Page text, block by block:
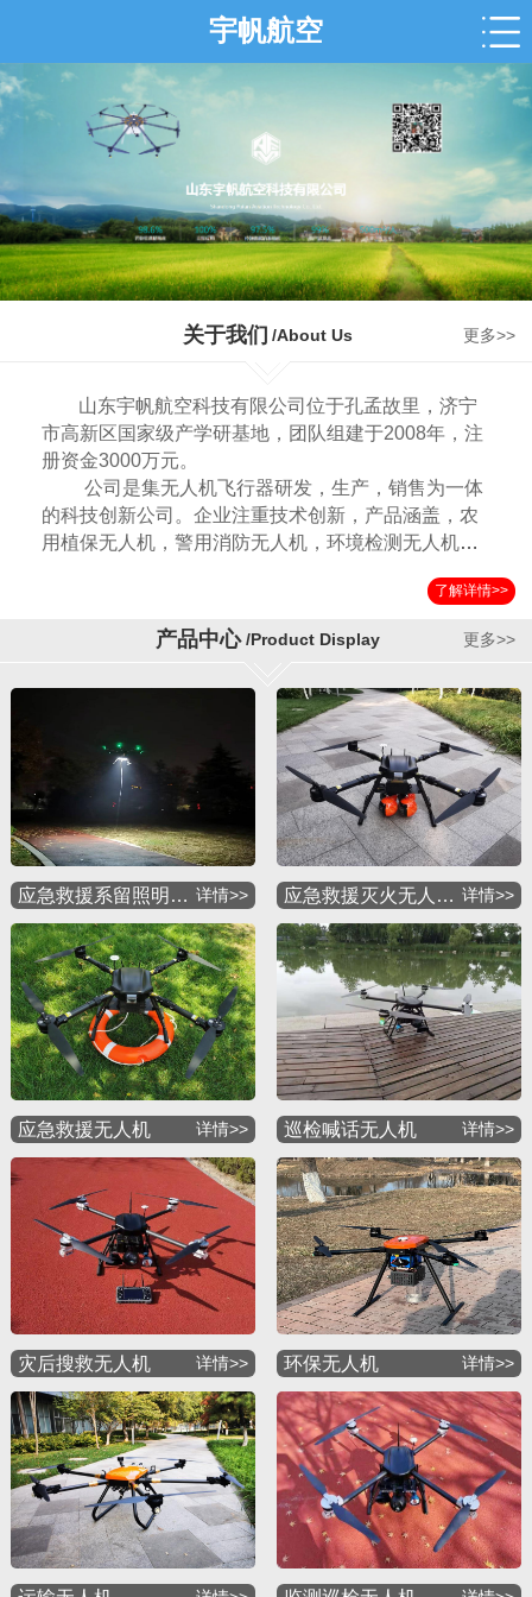
宇帆航空
关于我们 /About Us 更多>>
山东宇帆航空科技有限公司位于孔孟故里，济宁
市高新区国家级产学研基地，团队组建于2008年，注
册资金3000万元。
公司是集无人机飞行器研发，生产，销售为一体
的科技创新公司。企业注重技术创新，产品涵盖，农
用植保无人机，警用消防无人机，环境检测无人机，
流配送无人机，军用特种无人机等多种应用机型。公
司自成立以来以其独特的设计方案，严格的检验标准
获得国内外客户的一致好评。
了解详情>>
产品中心 /Product Display 更多>>
应急救援系留照明… 详情>> 应急救援灭火无人… 详情>>
应急救援无人机 详情>> 巡检喊话无人机 详情>>
灾后搜救无人机 详情>> 环保无人机 详情>>